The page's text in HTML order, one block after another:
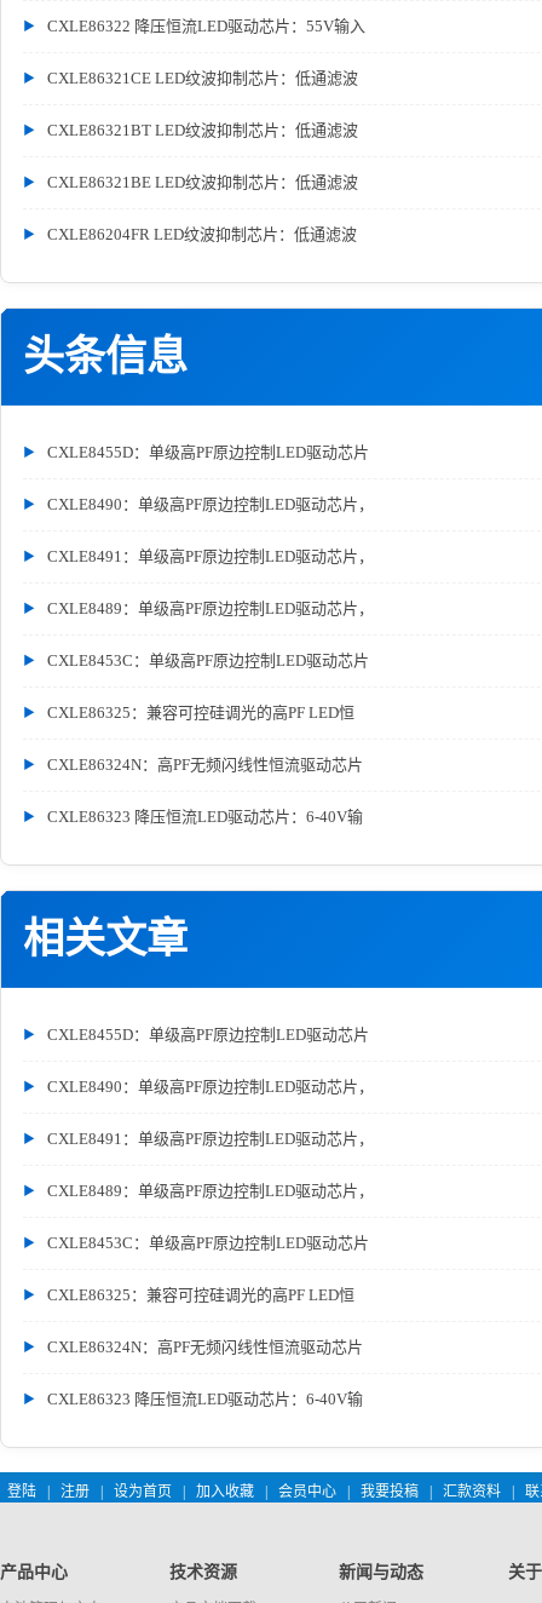
CXLE86322 降压恒流LED驱动芯片：55V输入
CXLE86321CE LED纹波抑制芯片：低通滤波
CXLE86321BT LED纹波抑制芯片：低通滤波
CXLE86321BE LED纹波抑制芯片：低通滤波
CXLE86204FR LED纹波抑制芯片：低通滤波
头条信息
CXLE8455D：单级高PF原边控制LED驱动芯片
CXLE8490：单级高PF原边控制LED驱动芯片，
CXLE8491：单级高PF原边控制LED驱动芯片，
CXLE8489：单级高PF原边控制LED驱动芯片，
CXLE8453C：单级高PF原边控制LED驱动芯片
CXLE86325：兼容可控硅调光的高PF LED恒
CXLE86324N：高PF无频闪线性恒流驱动芯片
CXLE86323 降压恒流LED驱动芯片：6-40V输
相关文章
CXLE8455D：单级高PF原边控制LED驱动芯片
CXLE8490：单级高PF原边控制LED驱动芯片，
CXLE8491：单级高PF原边控制LED驱动芯片，
CXLE8489：单级高PF原边控制LED驱动芯片，
CXLE8453C：单级高PF原边控制LED驱动芯片
CXLE86325：兼容可控硅调光的高PF LED恒
CXLE86324N：高PF无频闪线性恒流驱动芯片
CXLE86323 降压恒流LED驱动芯片：6-40V输
登陆 注册 设为首页 加入收藏 会员中心 我要投稿 汇款资料
产品中心 技术资源 新闻与动态 关